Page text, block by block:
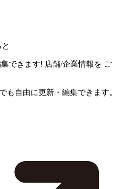
できます! 店舗/企業情報を ご
も自由に更新・編集できます。